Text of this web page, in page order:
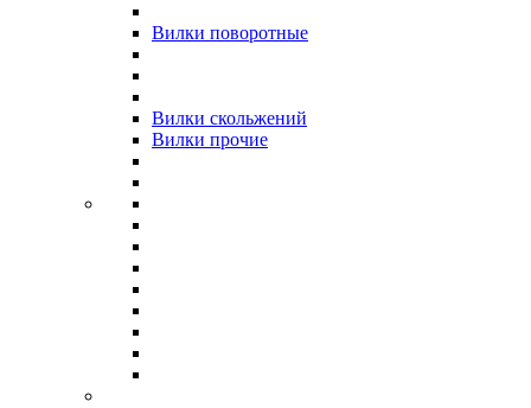
Вилки поворотные
Вилки скольжений
Вилки прочие